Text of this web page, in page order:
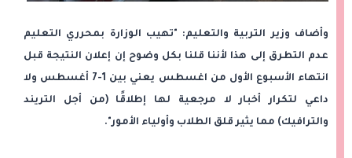
وأضاف وزير التربية والتعليم: "تهيب الوزارة بمحرري التعليم
عدم التطرق إلى هذا لأننا قلنا بكل وضوح إن إعلان النتيجة قبل
انتهاء الأسبوع الأول من اغسطس يعني بين 1-7 أغسطس ولا
داعي لتكرار أخبار لا مرجعية لها إطلاقًا (من أجل التريند
والترافيك) مما يثير قلق الطلاب وأولياء الأمور".